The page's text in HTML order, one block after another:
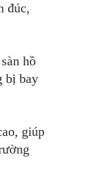
đúc,
hồ
bị bay
giúp